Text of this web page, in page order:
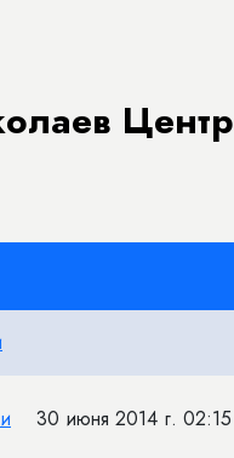
Центр
30 июня 2014 г. 02:15